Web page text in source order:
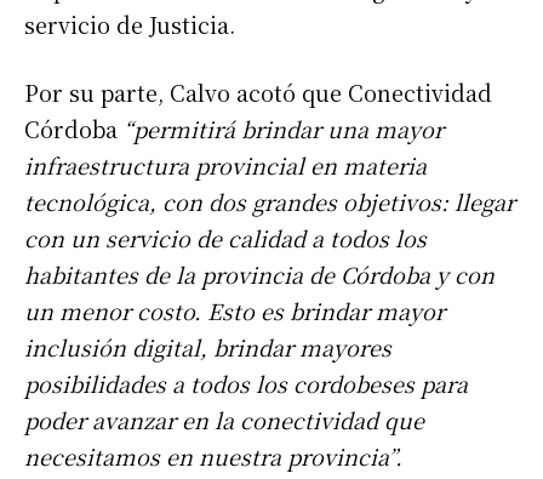
servicio de Justicia.
Por su parte, Calvo acotó que Conectividad
Córdoba “permitirá brindar una mayor
infraestructura provincial en materia
tecnológica, con dos grandes objetivos: llegar
con un servicio de calidad a todos los
habitantes de la provincia de Córdoba y con
un menor costo. Esto es brindar mayor
inclusión digital, brindar mayores
posibilidades a todos los cordobeses para
poder avanzar en la conectividad que
necesitamos en nuestra provincia”.